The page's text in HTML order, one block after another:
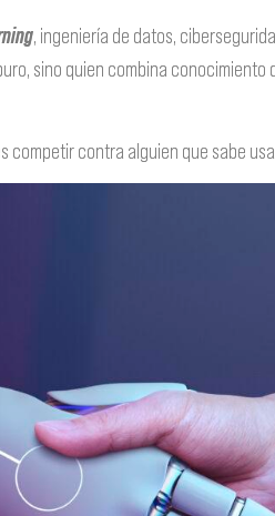
, ingeniería de datos,
sino quien combina
competir contra alguien que sabe